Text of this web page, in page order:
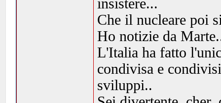
insistere...
Che il nucleare poi
Ho notizie da
L'Italia ha fatto
condivisa e
sviluppi..